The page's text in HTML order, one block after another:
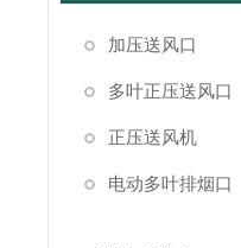
加压送风口
多叶正压送风口
正压送风机
电动多叶排烟口